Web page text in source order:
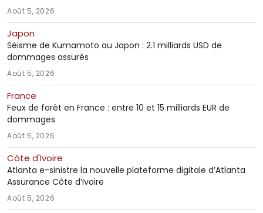
Août 5, 2026
Japon
Séisme de Kumamoto au Japon : 2.1 milliards USD de
dommages assurés
Août 5, 2026
France
Feux de forêt en France : entre 10 et 15 milliards EUR de
dommages
Août 5, 2026
Côte d'Ivoire
Atlanta e-sinistre la nouvelle plateforme digitale d’Atlanta
Assurance Côte d’Ivoire
Août 5, 2026